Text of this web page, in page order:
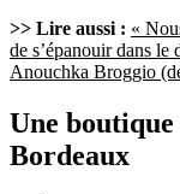
>> Lire aussi : «
de s’épanouir dans le
Anouchka Broggio
Une boutique
Bordeaux